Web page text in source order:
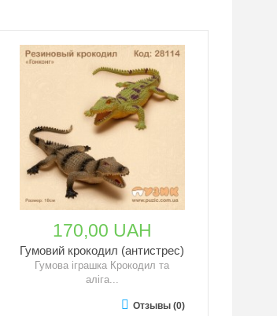
170,00 UAH
Гумовий крокодил (антистрес)
Гумова іграшка Крокодил та
аліга...
Отзывы (0)